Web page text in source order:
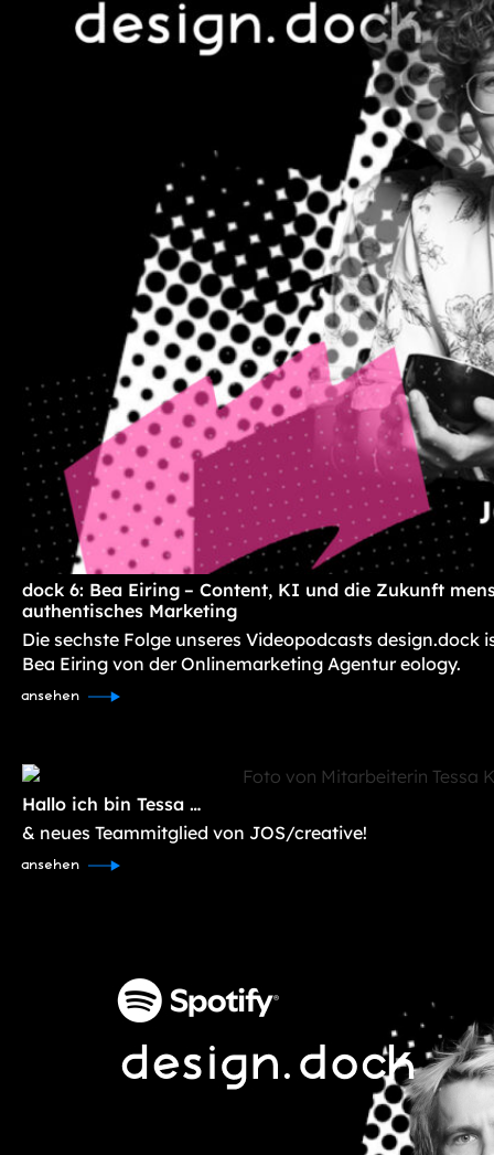
dock 6: Bea Eiring – Content, KI und die Zukunft
authentisches Marketing
Die sechste Folge unseres Videopodcasts design.dock
Bea Eiring von der Onlinemarketing Agentur eology.
ansehen
Hallo ich bin Tessa …
& neues Teammitglied von JOS/creative!
ansehen